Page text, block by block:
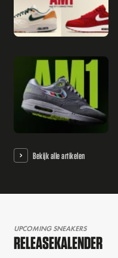
Bekijk alle artikelen
UPCOMING SNEAKERS
RELEASEKALENDER